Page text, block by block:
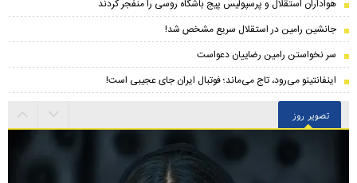
هواداران استقلال و پرسپولیس پیج باشگاه روسی را منفجر کردند
جانشین رامین در استقلال سریع مشخص شد!
سر نخواستن رامین رضاییان دعواست
اینفانتینو می‌رود، تاج می‌ماند؛ فوتبال ایران جای عجیبی است!
تصویر روز